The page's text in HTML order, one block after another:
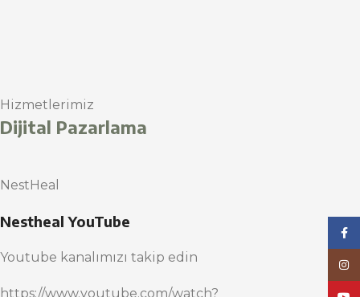
Hizmetlerimiz
Dijital Pazarlama
NestHeal
Nestheal YouTube
Youtube kanalımızı takip edin
https://www.youtube.com/watch?